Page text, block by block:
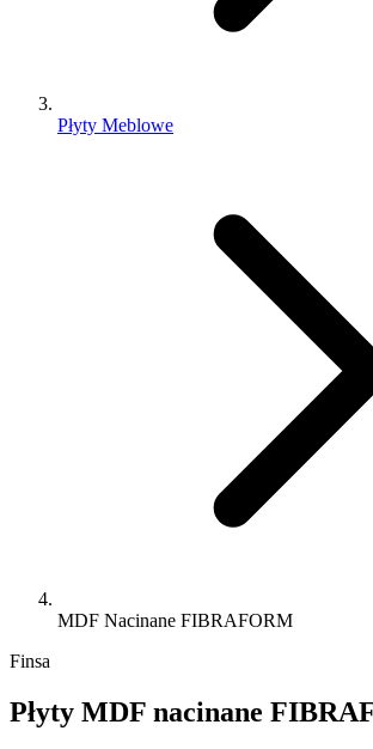
Płyty Meblowe
MDF Nacinane FIBRAFORM
Finsa
Płyty MDF nacinane